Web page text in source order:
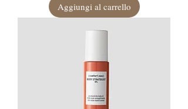
Aggiungi al carrello